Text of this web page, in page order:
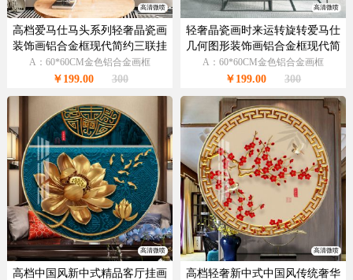
高清微喷
高档爱马仕马头系列轻奢晶瓷画
装饰画铝合金框现代简约三联挂
画
A：60*60CM金色铝合金画框
￥199.00 300
高清微喷
轻奢晶瓷画时来运转旋转爱马仕
几何图形装饰画铝合金框现代简
约挂画
A：60*60CM金色铝合金画框
￥199.00 300
高清微喷
高档中国风新中式精品客厅挂画
高清微喷
高档轻奢新中式中国风传统奢华